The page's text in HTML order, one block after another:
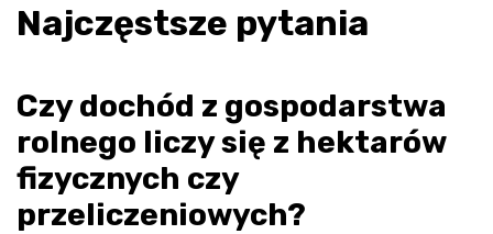
Najczęstsze pytania
Czy dochód z gospodarstwa
rolnego liczy się z hektarów
fizycznych czy
przeliczeniowych?